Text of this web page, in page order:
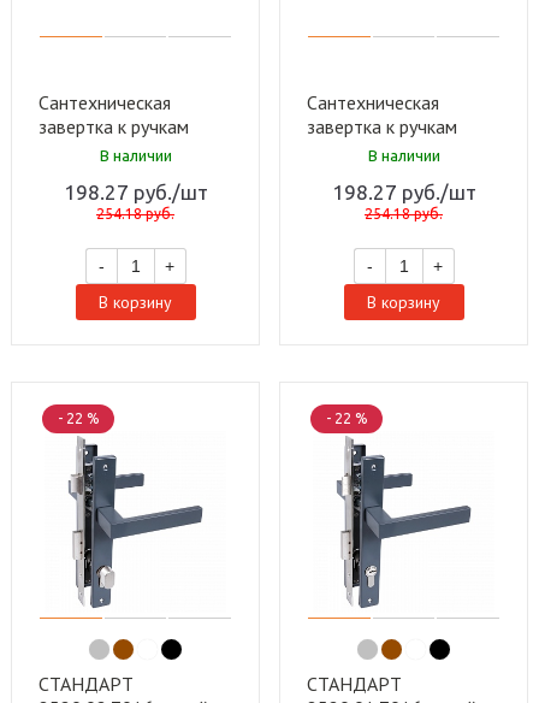
Сантехническая
завертка к ручкам
СТАНДАРТ P-BK-R1
(100,5)
В наличии
198.27 руб. /шт
254.18руб.
- +
В корзину
Сантехническая
завертка к ручкам
СТАНДАРТ P-BK-R1
В наличии
198.27 руб. /шт
254.18руб.
- +
В корзину
- 22 %
СТАНДАРТ
- 22 %
СТАНДАРТ